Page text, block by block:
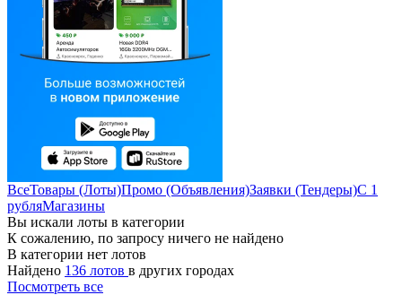
ВсеТовары (Лоты)Промо (Объявления)Заявки (Тендеры)С 1
рубляМагазины
Вы искали лоты в категории
К сожалению, по запросу ничего не найдено
В категории нет лотов
Найдено 136 лотов в других городах
Посмотреть все